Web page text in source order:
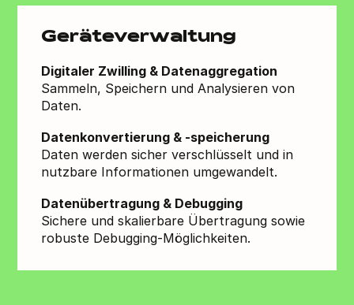
Geräteverwaltung
Digitaler Zwilling & Datenaggregation
Sammeln, Speichern und Analysieren von
Daten.
Datenkonvertierung & -speicherung
Daten werden sicher verschlüsselt und in
nutzbare Informationen umgewandelt.
Datenübertragung & Debugging
Sichere und skalierbare Übertragung sowie
robuste Debugging-Möglichkeiten.